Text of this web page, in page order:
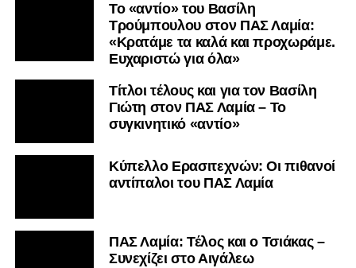
Το «αντίο» του Βασίλη
Τρούμπουλου στον ΠΑΣ Λαμία:
«Κρατάμε τα καλά και προχωράμε.
Ευχαριστώ για όλα»
Τίτλοι τέλους και για τον Βασίλη
Γιώτη στον ΠΑΣ Λαμία – Το
συγκινητικό «αντίο»
Κύπελλο Ερασιτεχνών: Οι πιθανοί
αντίπαλοι του ΠΑΣ Λαμία
ΠΑΣ Λαμία: Τέλος και ο Τσιάκας –
Συνεχίζει στο Αιγάλεω